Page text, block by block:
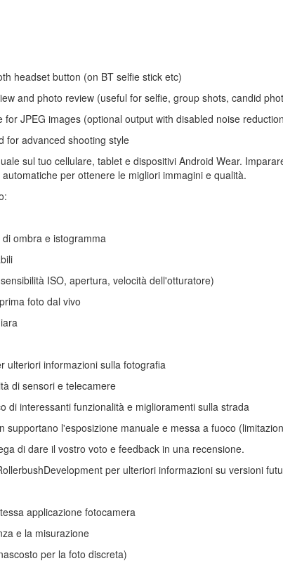
headset button (on BT selfie stick etc)
and photo review (useful for selfie, group shots, candid
JPEG images (optional output with disabled noise
for advanced shooting style
sul tuo cellulare, tablet e dispositivi Android Wear.
per ottenere le migliori immagini e qualità.
ombra e istogramma
ISO, apertura, velocità dell'otturatore)
foto dal vivo
ulteriori informazioni sulla fotografia
di sensori e telecamere
di interessanti funzionalità e miglioramenti sulla strada
supportano l'esposizione manuale e messa a fuoco
di dare il vostro voto e feedback in una recensione.
per ulteriori informazioni su versioni
applicazione fotocamera
e la misurazione
per la foto discreta)